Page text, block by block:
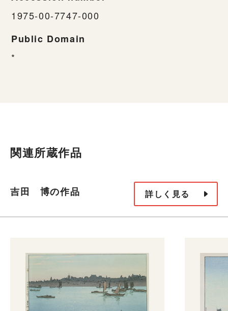
1975-00-7747-000
Public Domain
*
関連所蔵作品
吉田 博の作品 詳しく見る